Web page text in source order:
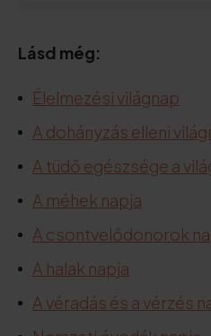
Lásd még:
Élelmezési világnap
A dohányzás elleni
A tüdő egészsége a
A méhek napja
A csontvelődonorok
A halak napja
A véradás és a vérzés